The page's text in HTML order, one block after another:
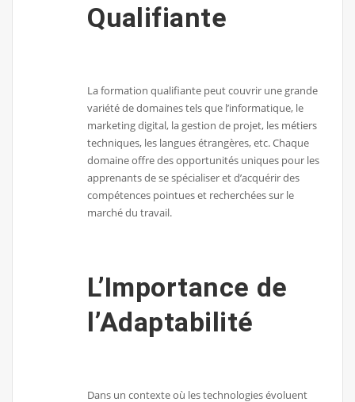
Qualifiante
La formation qualifiante peut couvrir une grande
variété de domaines tels que l’informatique, le
marketing digital, la gestion de projet, les métiers
techniques, les langues étrangères, etc. Chaque
domaine offre des opportunités uniques pour les
apprenants de se spécialiser et d’acquérir des
compétences pointues et recherchées sur le
marché du travail.
L’Importance de
l’Adaptabilité
Dans un contexte où les technologies évoluent